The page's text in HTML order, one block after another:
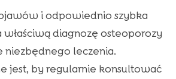
i odpowiednio szybka
diagnozę osteoporozy
niezbędnego leczenia.
jest, by regularnie konsultować